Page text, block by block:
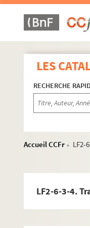
LES
RECHERCHE
Accueil CCFr >
LF2-
LF2-6-3-4.
LF1. Histoire